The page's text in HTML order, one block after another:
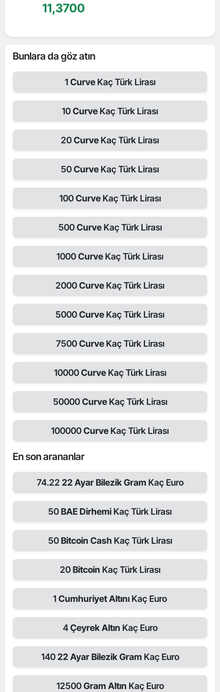
11,3700
Bunlara da göz atın
1 Curve Kaç Türk Lirası
10Curve Kaç Türk Lirası
20Curve Kaç Türk Lirası
50Curve Kaç Türk Lirası
100Curve Kaç Türk Lirası
500Curve Kaç Türk Lirası
1000Curve Kaç Türk Lirası
2000Curve Kaç Türk Lirası
5000Curve Kaç Türk Lirası
7500Curve Kaç Türk Lirası
10000Curve Kaç Türk Lirası
50000Curve Kaç Türk Lirası
100000Curve Kaç Türk Lirası
En son arananlar
74.22 22 Ayar Bilezik Gram Kaç Euro
50BAE Dirhemi Kaç Türk Lirası
50Bitcoin Cash Kaç Türk Lirası
20Bitcoin Kaç Türk Lirası
1 Cumhuriyet Altını Kaç Euro
4Çeyrek Altın Kaç Euro
14022 Ayar Bilezik Gram Kaç Euro
12500Gram Altın Kaç Euro